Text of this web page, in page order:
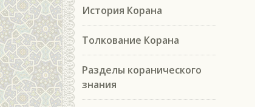
История Корана
Толкование Корана
Разделы коранического
знания